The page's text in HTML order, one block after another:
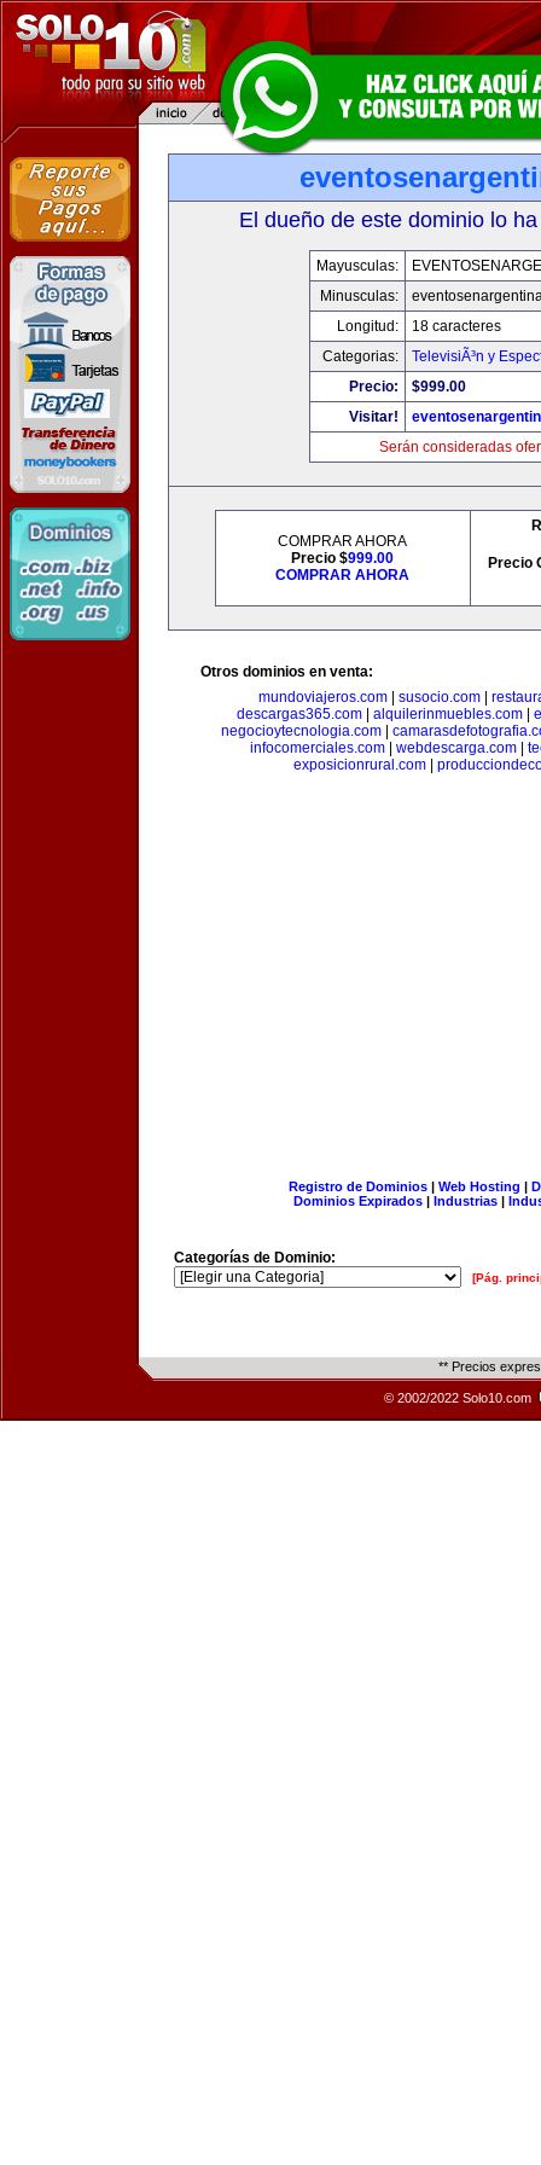
El dueño de este dominio lo
Mayusculas:
Minusculas:
Longitud:
18 caracteres
Categorias:
TelevisiÃ³n y
Precio:
$999.00
Visitar!
Serán consideradas
COMPRAR AHORA
Precio $999.00
COMPRAR AHORA
Precio
Otros dominios en venta:
mundoviajeros.com| susocio.com|
descargas365.com| alquilerinmuebles.com|
negocioytecnologia.com
infocomerciales.com| webdescarga.com|
exposicionrural.com
Registro de Dominios| Web Hosting |
Dominios Expirados | Industrias |
Categorías de Dominio:
[Pág.
** Precios
© 2002/2022 Solo10.com